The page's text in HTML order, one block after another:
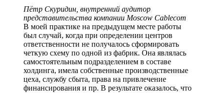
Пётр Скуридин, внутренний аудитор
предcтавительства компании Moscow Cablecom
В моей практике на предыдущем месте работы
был случай, когда при определении центров
ответственности не получалось сформировать
четкую схему по одной из фабрик. Она являлась
самостоятельным подразделением в составе
холдинга, имела собственные производственные
цеха, службу сбыта, права на привлечение
финансирования и пр. В результате оказалось, что